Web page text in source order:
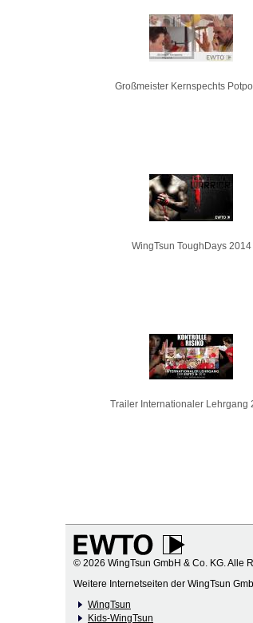
Großmeister Kernspechts
WingTsun ToughDays 2014
Trailer Internationaler Lehrgang
© 2026 WingTsun GmbH & Co. KG. Alle
Weitere Internetseiten der WingTsun
WingTsun
Kids-WingTsun